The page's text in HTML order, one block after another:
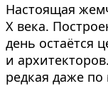
Настоящая
X века.
день остаётся
и
редкая даже